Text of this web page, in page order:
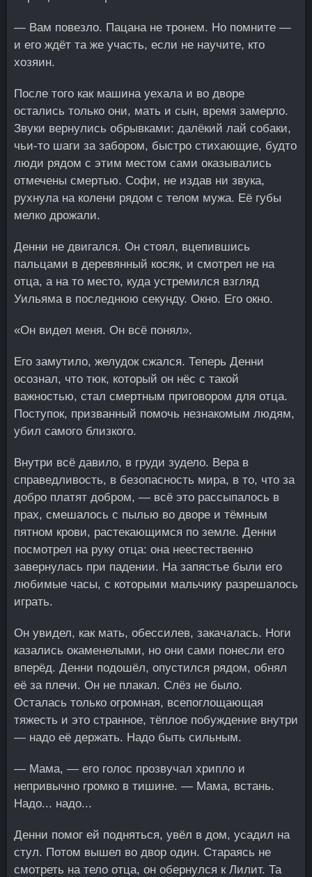
— Вам повезло. Пацана не тронем. Но помните —
и его ждёт та же участь, если не научите, кто
хозяин.
После того как машина уехала и во дворе
остались только они, мать и сын, время замерло.
Звуки вернулись обрывками: далёкий лай собаки,
чьи-то шаги за забором, быстро стихающие, будто
люди рядом с этим местом сами оказывались
отмечены смертью. Софи, не издав ни звука,
рухнула на колени рядом с телом мужа. Её губы
мелко дрожали.
Денни не двигался. Он стоял, вцепившись
пальцами в деревянный косяк, и смотрел не на
отца, а на то место, куда устремился взгляд
Уильяма в последнюю секунду. Окно. Его окно.
«Он видел меня. Он всё понял».
Его замутило, желудок сжался. Теперь Денни
осознал, что тюк, который он нёс с такой
важностью, стал смертным приговором для отца.
Поступок, призванный помочь незнакомым людям,
убил самого близкого.
Внутри всё давило, в груди зудело. Вера в
справедливость, в безопасность мира, в то, что за
добро платят добром, — всё это рассыпалось в
прах, смешалось с пылью во дворе и тёмным
пятном крови, растекающимся по земле. Денни
посмотрел на руку отца: она неестественно
завернулась при падении. На запястье были его
любимые часы, с которыми мальчику разрешалось
играть.
Он увидел, как мать, обессилев, закачалась. Ноги
казались окаменелыми, но они сами понесли его
вперёд. Денни подошёл, опустился рядом, обнял
её за плечи. Он не плакал. Слёз не было.
Осталась только огромная, всепоглощающая
тяжесть и это странное, тёплое побуждение внутри
— надо её держать. Надо быть сильным.
— Мама, — его голос прозвучал хрипло и
непривычно громко в тишине. — Мама, встань.
Надо... надо...
Денни помог ей подняться, увёл в дом, усадил на
стул. Потом вышел во двор один. Стараясь не
смотреть на тело отца, он обернулся к Лилит. Та